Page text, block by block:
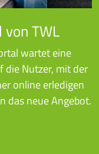
TWL
wartet eine
die Nutzer, mit der
online erledigen
das neue Angebot.